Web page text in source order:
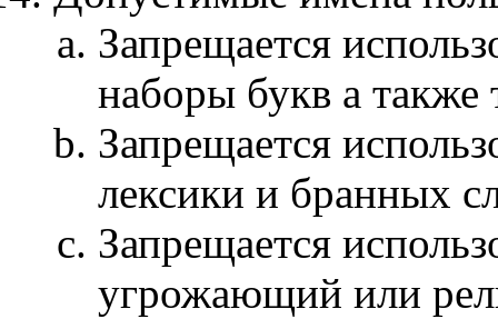
Запрещается
наборы букв а
Запрещается
лексики и бранных
Запрещается
угрожающий или